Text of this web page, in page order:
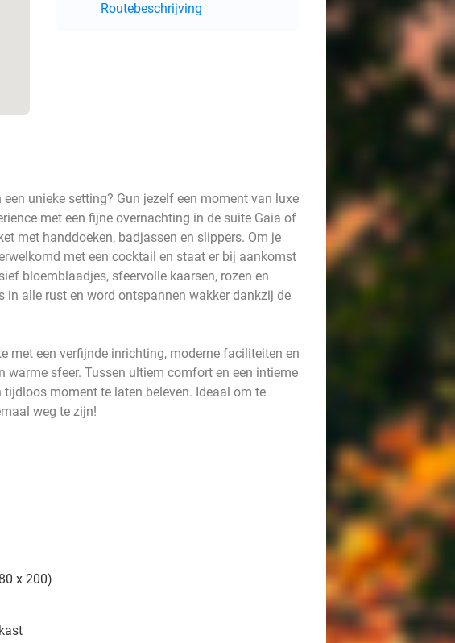
Routebeschrijving
unieke setting? Gun jezelf een moment van luxe
met een fijne overnachting in de suite Gaia of
met handdoeken, badjassen en slippers. Om je
met een cocktail en staat er bij aankomst
bloemblaadjes, sfeervolle kaarsen, rozen en
in alle rust en word ontspannen wakker dankzij de
met een verfijnde inrichting, moderne faciliteiten en
warme sfeer. Tussen ultiem comfort en een intieme
moment te laten beleven. Ideaal om te
weg te zijn!
x 200)